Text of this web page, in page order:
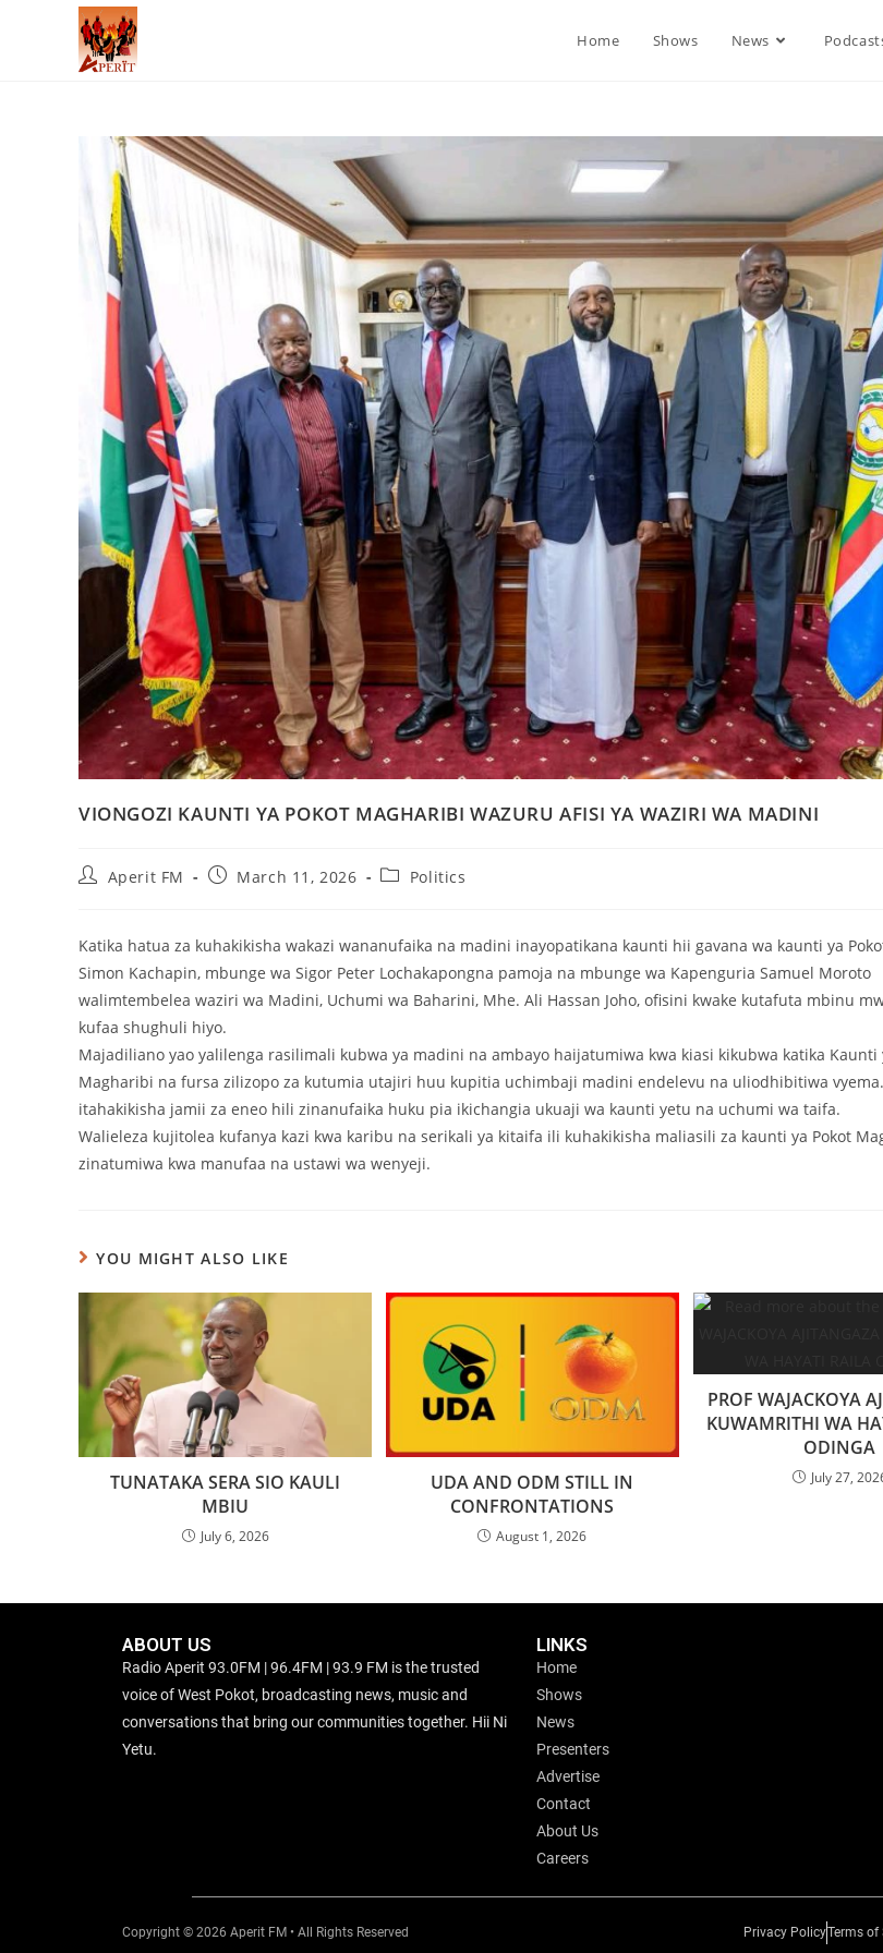
Home Shows News
VIONGOZI KAUNTI YA POKOT MAGHARIBI WAZURU AFISI YA WAZIRI WA MADINI
Aperit FM March 11, 2026 Politics
Katika hatua za kuhakikisha wakazi wananufaika na madini inayopatikana kaunti hii gavana wa kaunti ya
Simon Kachapin, mbunge wa Sigor Peter Lochakapongna pamoja na mbunge wa Kapenguria Samuel Moroto
walimtembelea waziri wa Madini, Uchumi wa Baharini, Mhe. Ali Hassan Joho, ofisini kwake kutafuta mbinu
kufaa shughuli hiyo.
Majadiliano yao yalilenga rasilimali kubwa ya madini na ambayo haijatumiwa kwa kiasi kikubwa katika Kaunti
Magharibi na fursa zilizopo za kutumia utajiri huu kupitia uchimbaji madini endelevu na uliodhibitiwa
itahakikisha jamii za eneo hili zinanufaika huku pia ikichangia ukuaji wa kaunti yetu na uchumi wa taifa.
Walieleza kujitolea kufanya kazi kwa karibu na serikali ya kitaifa ili kuhakikisha maliasili za kaunti ya Pokot
zinatumiwa kwa manufaa na ustawi wa wenyeji.
YOU MIGHT ALSO LIKE
TUNATAKA SERA SIO KAULI
MBIU
July 6, 2026
UDA AND ODM STILL IN
CONFRONTATIONS
August 1, 2026
PROF WAJACKOYA
KUWAMRITHI WA
ODINGA
July 27,
ABOUT US
Radio Aperit 93.0FM | 96.4FM | 93.9 FM is the trusted
voice of West Pokot, broadcasting news, music and
conversations that bring our communities together. Hii Ni
Yetu.
LINKS
Home
Shows
News
Presenters
Advertise
Contact
About Us
Careers
Copyright © 2026 Aperit FM • All Rights Reserved Privacy PolicyTerms of